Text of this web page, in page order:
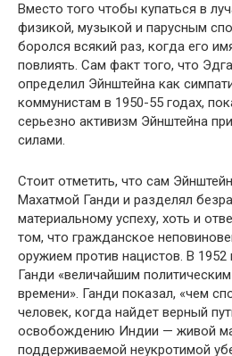
Вместо того чтобы купаться в
физикой, музыкой и парусным
боролся всякий раз, когда его
повлиять. Сам факт того, что
определил Эйнштейна как
коммунистам в 1950-55 годах,
серьезно активизм Эйнштейна
силами.
Стоит отметить, что сам
Махатмой Ганди и разделял
материальному успеху, хоть и
том, что гражданское
оружием против нацистов. В 1952
Ганди «величайшим
времени». Ганди показал, «чем
человек, когда найдет верный
освобождению Индии — живой
поддерживаемой неукротимой